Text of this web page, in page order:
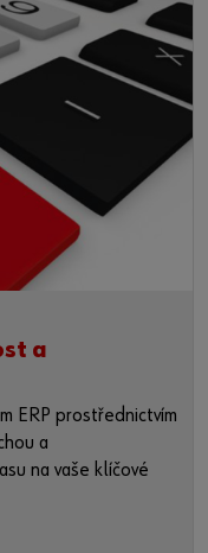
a
ERP prostřednictvím
a
na vaše klíčové